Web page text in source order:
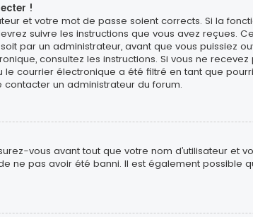
!
et votre mot de passe soient corrects. Si la
suivre les instructions que vous avez reçues.
par un administrateur, avant que vous puissiez
consultez les instructions. Si vous ne
courrier électronique a été filtré en tant que
un administrateur du forum.
vous avant tout que votre nom d’utilisateur et
ne pas avoir été banni. Il est également